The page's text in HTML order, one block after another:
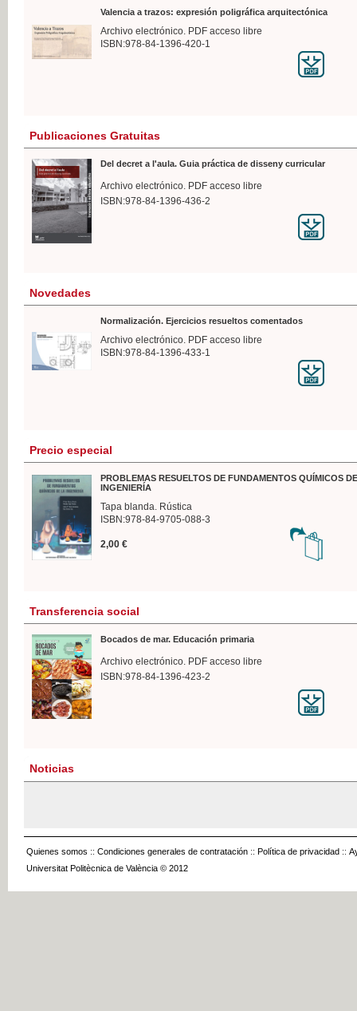
Valencia a trazos: expresión poligráfica arquitectónica
Archivo electrónico. PDF acceso libre
ISBN:978-84-1396-420-1
Publicaciones Gratuitas
Del decret a l'aula. Guia práctica de disseny curricular
Archivo electrónico. PDF acceso libre
ISBN:978-84-1396-436-2
Novedades
Normalización. Ejercicios resueltos comentados
Archivo electrónico. PDF acceso libre
ISBN:978-84-1396-433-1
Precio especial
PROBLEMAS RESUELTOS DE FUNDAMENTOS QUÍMICOS
INGENIERÍA
Tapa blanda. Rústica
ISBN:978-84-9705-088-3
2,00 €
Transferencia social
Bocados de mar. Educación primaria
Archivo electrónico. PDF acceso libre
ISBN:978-84-1396-423-2
Noticias
Quienes somos :: Condiciones generales de contratación :: Política de privacidad ::
Universitat Politècnica de València © 2012